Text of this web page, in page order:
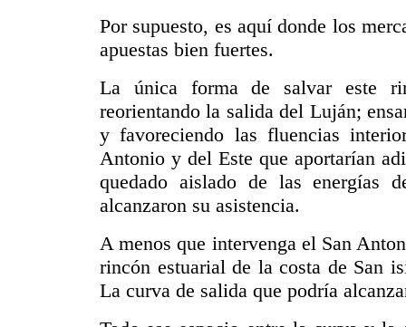
Por supuesto, es aquí donde los
apuestas bien fuertes.
La única forma de salvar este
reorientando la salida del Luján;
y favoreciendo las fluencias
Antonio y del Este que aportarían
quedado aislado de las energías
alcanzaron su asistencia.
A menos que intervenga el San
rincón estuarial de la costa de San
La curva de salida que podría